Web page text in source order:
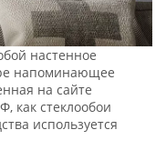
настенное
напоминающее
на сайте
как стеклообои
используется